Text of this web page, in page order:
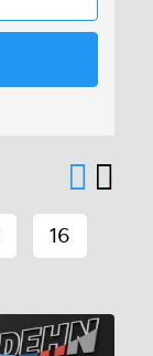
16